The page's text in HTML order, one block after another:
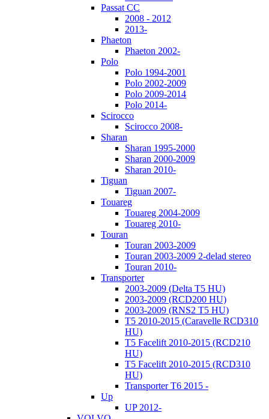
Passat CC
2008 - 2012
2013-
Phaeton
Phaeton 2002-
Polo
Polo 1994-2001
Polo 2002-2009
Polo 2009-2014
Polo 2014-
Scirocco
Scirocco 2008-
Sharan
Sharan 1995-2000
Sharan 2000-2009
Sharan 2010-
Tiguan
Tiguan 2007-
Touareg
Touareg 2004-2009
Touareg 2010-
Touran
Touran 2003-2009
Touran 2003-2009 2-delad stereo
Touran 2010-
Transporter
2003-2009 (Delta T5 HU)
2003-2009 (RCD200 HU)
2003-2009 (RNS2 T5 HU)
T5 2010-2015 (Caravelle RCD310
HU)
T5 Facelift 2010-2015 (RCD210
HU)
T5 Facelift 2010-2015 (RCD310
HU)
Transporter T6 2015 -
Up
UP 2012-